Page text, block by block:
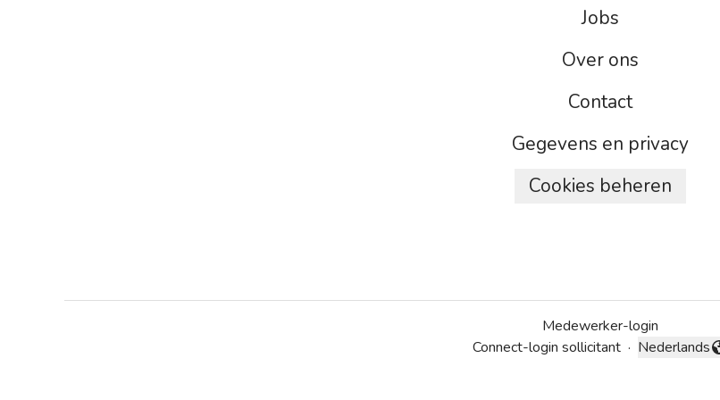
Jobs
Over ons
Contact
Gegevens en privacy
Cookies beheren
Medewerker-login
Connect-login sollicitant · Taal wijzigen
Nederlands